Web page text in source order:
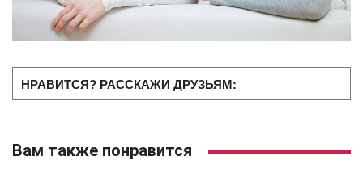
НРАВИТСЯ? РАССКАЖИ ДРУЗЬЯМ:
Вам также понравится